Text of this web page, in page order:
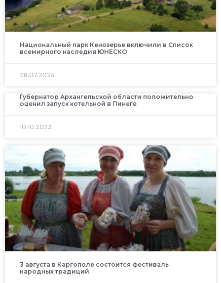
Национальный парк Кенозерье включили в Список
всемирного наследия ЮНЕСКО
28.07.2024
Губернатор Архангельской области положительно
оценил запуск котельной в Пинеге
10.10.2023
3 августа в Каргополе состоится фестиваль
народных традиций